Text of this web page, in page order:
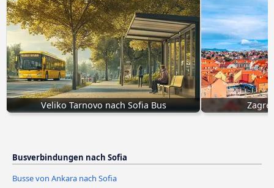
Veliko Tarnovo nach Sofia Bus
Busverbindungen nach Sofia
Busse von Ankara nach Sofia